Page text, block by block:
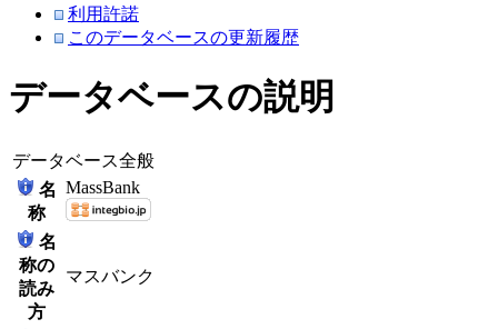
利用許諾
このデータベースの更新履歴
データベースの説明
データベース全般
名
称
MassBank
名
称の
読み
方
マスバンク